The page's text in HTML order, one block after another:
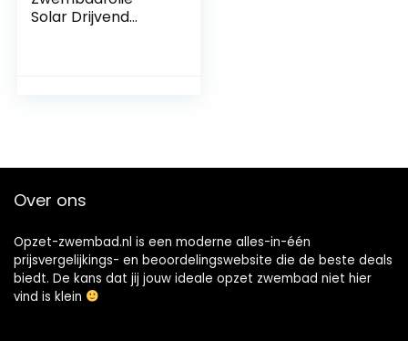
Solar Drijvend
Over ons
Opzet-zwembad.nl is een moderne alles-in-één
prijsvergelijkings- en beoordelingswebsite die de beste deals
biedt. De kans dat jij jouw ideale opzet zwembad niet hier
vind is klein